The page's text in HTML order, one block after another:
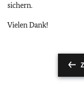
sichern.
Vielen Dank!